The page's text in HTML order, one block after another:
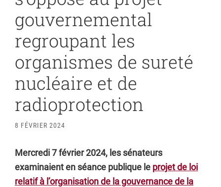
gouvernemental
regroupant les
organismes de sureté
nucléaire et de
radioprotection
8 FÉVRIER 2024
Mercredi 7 février 2024, les sénateurs
examinaient en séance publique le projet de loi
relatif à l’organisation de la gouvernance de la